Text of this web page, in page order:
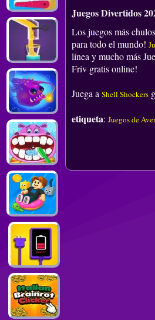
Juegos Divertidos
Los juegos más
para todo el mundo!
línea y mucho más
Friv gratis online!
Juega a Shell Shockers
etiqueta: Juegos de